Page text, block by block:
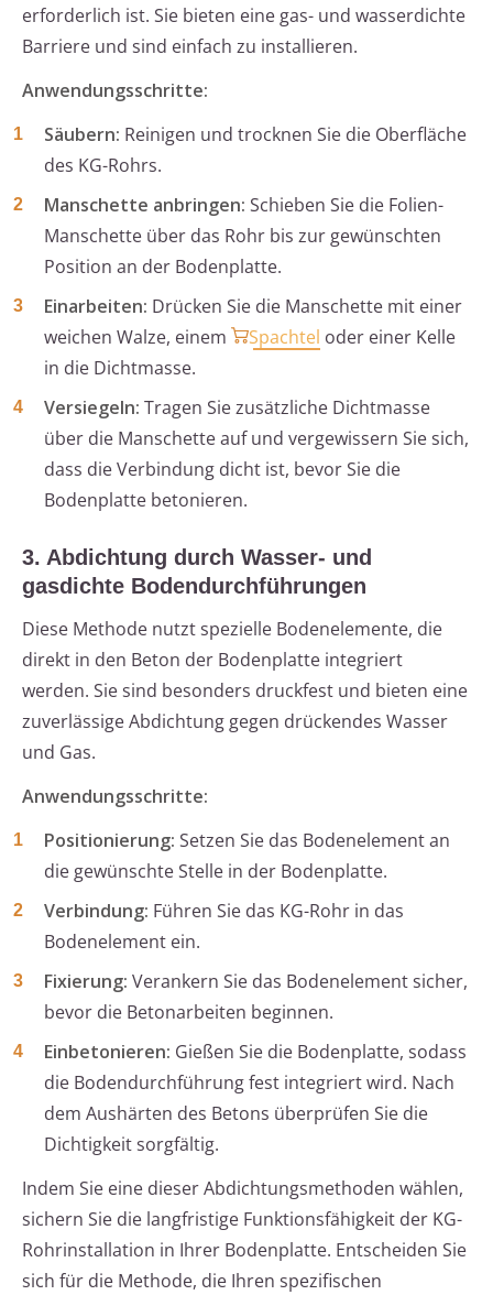
erforderlich ist. Sie bieten eine gas- und wasserdichte
Barriere und sind einfach zu installieren.
Anwendungsschritte:
Säubern: Reinigen und trocknen Sie die Oberfläche
des KG-Rohrs.
Manschette anbringen: Schieben Sie die Folien-
Manschette über das Rohr bis zur gewünschten
Position an der Bodenplatte.
Einarbeiten: Drücken Sie die Manschette mit einer
weichen Walze, einem
Spachtel oder einer Kelle
in die Dichtmasse.
Versiegeln: Tragen Sie zusätzliche Dichtmasse
über die Manschette auf und vergewissern Sie sich,
dass die Verbindung dicht ist, bevor Sie die
Bodenplatte betonieren.
3. Abdichtung durch Wasser- und
gasdichte Bodendurchführungen
Diese Methode nutzt spezielle Bodenelemente, die
direkt in den Beton der Bodenplatte integriert
werden. Sie sind besonders druckfest und bieten eine
zuverlässige Abdichtung gegen drückendes Wasser
und Gas.
Anwendungsschritte:
Positionierung: Setzen Sie das Bodenelement an
die gewünschte Stelle in der Bodenplatte.
Verbindung: Führen Sie das KG-Rohr in das
Bodenelement ein.
Fixierung: Verankern Sie das Bodenelement sicher,
bevor die Betonarbeiten beginnen.
Einbetonieren: Gießen Sie die Bodenplatte, sodass
die Bodendurchführung fest integriert wird. Nach
dem Aushärten des Betons überprüfen Sie die
Dichtigkeit sorgfältig.
Indem Sie eine dieser Abdichtungsmethoden wählen,
sichern Sie die langfristige Funktionsfähigkeit der KG-
Rohrinstallation in Ihrer Bodenplatte. Entscheiden Sie
sich für die Methode, die Ihren spezifischen